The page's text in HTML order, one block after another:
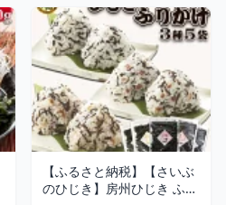
【ふるさと納税】【さいぶ
のひじき】房州ひじき ふり